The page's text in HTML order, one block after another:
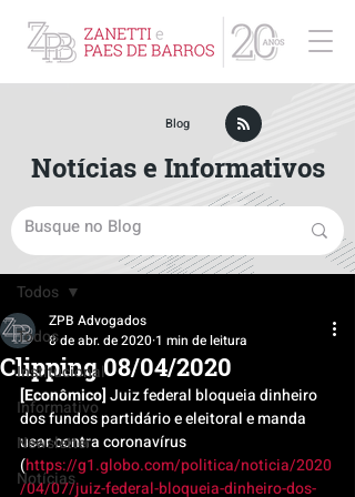
Post
Todos
Institucional
Informativo
Newsletter
Notícias
Todos
Clipping 08/04/2020
ZPB Advogados
8 de abr. de 2020 1 min de leitura
[Econômico] Juiz federal bloqueia dinheiro
dos fundos partidário e eleitoral e manda
usar contra coronavírus
(https://g1.globo.com/politica/noticia/2020
/04/07/juiz-federal-bloqueia-dinheiro-dos-
Blog
Notícias e Informativos